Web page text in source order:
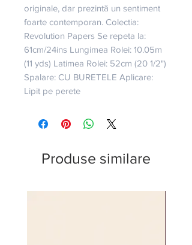
originale, dar prezintă un sentiment
foarte contemporan. Colectia:
Revolution Papers Se repeta la:
61cm/24ins Lungimea Rolei: 10.05m
(11 yds) Latimea Rolei: 52cm (20 1/2")
Spalare: CU BURETELE Aplicare:
Lipit pe perete
Produse similare